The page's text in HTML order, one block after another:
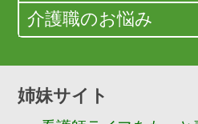
介護職のお悩み
姉妹サイト